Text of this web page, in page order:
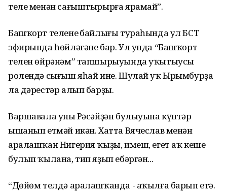
теле менән сағыштырырға ярамай”.
Башҡорт теленең байлығы тураһында ул БСТ
эфирында һөйләгәне бар. Ул унда “Башҡорт
телен өйрәнәм” тапшырыуында уҡытыусы
ролендә сығыш яһай ине. Шулай уҡ Ырымбурҙа
ла дәрестәр алып барҙы.
Варшавала уның Рәсәйҙән булыуына күптәр
ышанып етмәй икән. Хатта Вячеслав менән
аралашҡан Нигерия ҡыҙы, имеш, егет аҡ кеше
булып ҡылана, тип яҙып ебәргән...
“Дөйөм телдә аралашҡанда - аҡылға барып етә.